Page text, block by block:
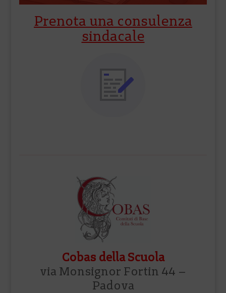
Prenota una consulenza
sindacale
Cobas della Scuola
via Monsignor Fortin 44 –
Padova